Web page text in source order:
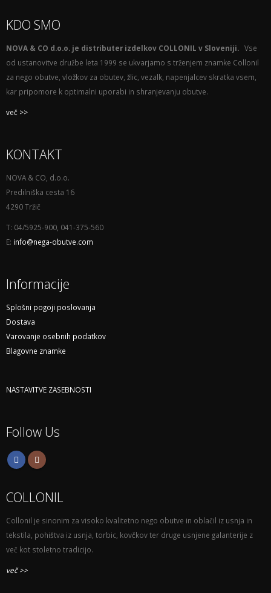
KDO SMO
NOVA & CO d.o.o. je distributer izdelkov COLLONIL v Sloveniji. Vse
od ustanovitve družbe leta 1999 se ukvarjamo s trženjem znamke Collonil
za nego obutve, vložkov za obutev, žlic, vezalk, napenjalcev skratka vsem,
kar pripomore k optimalni uporabi in shranjevanju obutve.
več >>
KONTAKT
NOVA & CO, d.o.o.
Predilniška cesta 16
4290 Tržič
T: 04/5925-900, 041-375-560
E: info@nega-obutve.com
Informacije
Splošni pogoji poslovanja
Dostava
Varovanje osebnih podatkov
Blagovne znamke
NASTAVITVE ZASEBNOSTI
Follow Us
COLLONIL
Collonil je sinonim za visoko kvalitetno nego obutve in oblačil iz usnja in
tekstila, pohištva iz usnja, torbic, kovčkov ter druge usnjene galanterije z
več kot stoletno tradicijo.
več >>